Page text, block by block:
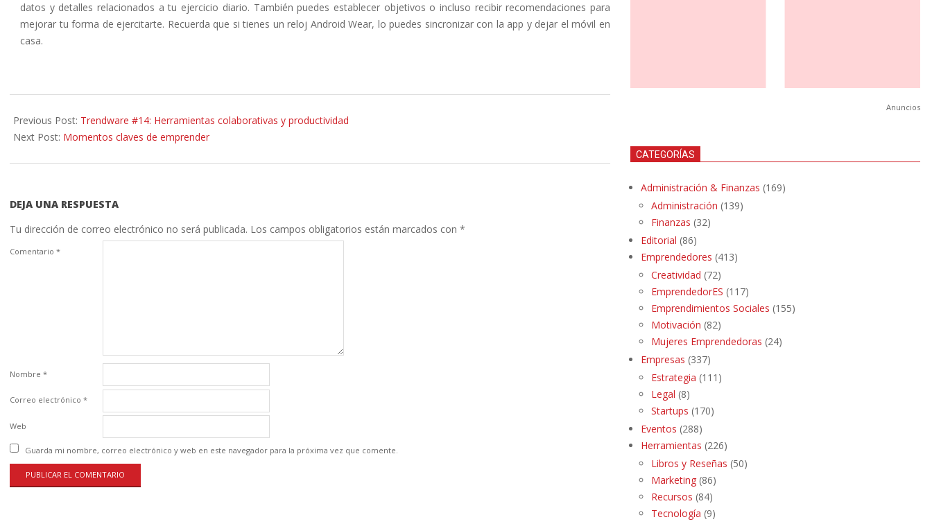
datos y detalles relacionados a tu ejercicio diario. También puedes establecer objetivos o incluso recibir recomendaciones para
mejorar tu forma de ejercitarte. Recuerda que si tienes un reloj Android Wear, lo puedes sincronizar con la app y dejar el móvil en
casa.
08-
12
Previous Post: Trendware #14: Herramientas colaborativas y productividad
Next Post: Momentos claves de emprender
DEJA UNA RESPUESTA
Tu dirección de correo electrónico no será publicada. Los campos obligatorios están marcados con *
Comentario *
Nombre *
Correo electrónico *
Web
Guarda mi nombre, correo electrónico y web en este navegador para la próxima vez que comente.
Anuncios
CATEGORÍAS
Administración & Finanzas (169)
Administración (139)
Finanzas (32)
Editorial (86)
Emprendedores (413)
Creatividad (72)
EmprendedorES (117)
Emprendimientos Sociales (155)
Motivación (82)
Mujeres Emprendedoras (24)
Empresas (337)
Estrategia (111)
Legal (8)
Startups (170)
Eventos (288)
Herramientas (226)
Libros y Reseñas (50)
Marketing (86)
Recursos (84)
Tecnología (9)